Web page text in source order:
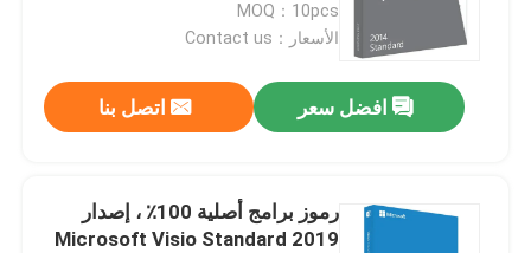
MOQ：10pcs
الأسعار：Contact us
افضل سعر اتصل بنا
رموز برامج أصلية 100٪ ، إصدار
Microsoft Visio Standard 2019